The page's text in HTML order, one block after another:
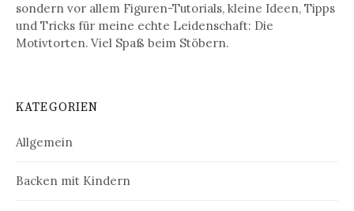
sondern vor allem Figuren-Tutorials, kleine Ideen, Tipps
und Tricks für meine echte Leidenschaft: Die
Motivtorten. Viel Spaß beim Stöbern.
KATEGORIEN
Allgemein
Backen mit Kindern